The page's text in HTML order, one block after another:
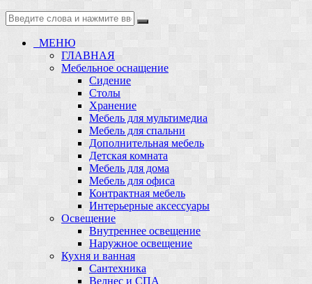
МЕНЮ
ГЛАВНАЯ
Мебельное оснащение
Сидение
Столы
Хранение
Мебель для мультимедиа
Мебель для спальни
Дополнительная мебель
Детская комната
Мебель для дома
Мебель для офиса
Контрактная мебель
Интерьерные аксессуары
Освещение
Внутреннее освещение
Наружное освещение
Кухня и ванная
Сантехника
Велнес и СПА